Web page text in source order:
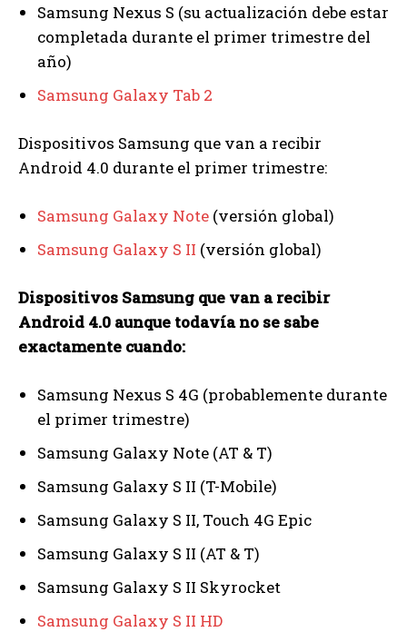
Samsung Nexus S (su actualización debe estar
completada durante el primer trimestre del
año)
Samsung Galaxy Tab 2
Dispositivos Samsung que van a recibir
Android 4.0 durante el primer trimestre:
Samsung Galaxy Note (versión global)
Samsung Galaxy S II (versión global)
Dispositivos Samsung que van a recibir
Android 4.0 aunque todavía no se sabe
exactamente cuando:
Samsung Nexus S 4G (probablemente durante
el primer trimestre)
Samsung Galaxy Note (AT & T)
Samsung Galaxy S II (T-Mobile)
Samsung Galaxy S II, Touch 4G Epic
Samsung Galaxy S II (AT & T)
Samsung Galaxy S II Skyrocket
Samsung Galaxy S II HD